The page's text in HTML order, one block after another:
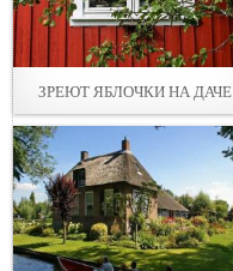
ЗРЕЮТ ЯБЛОЧКИ НА ДАЧЕ